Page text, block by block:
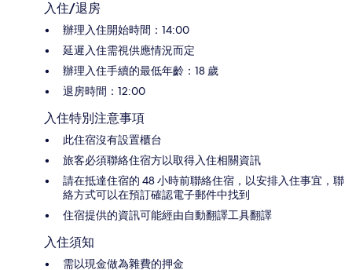
入住/退房
辦理入住開始時間：14:00
延遲入住需視供應情況而定
辦理入住手續的最低年齡：18 歲
退房時間：12:00
入住特別注意事項
此住宿沒有設置櫃台
旅客必須聯絡住宿方以取得入住相關資訊
請在抵達住宿的 48 小時前聯絡住宿，以安排入住事宜，聯
絡方式可以在預訂確認電子郵件中找到
住宿提供的資訊可能經由自動翻譯工具翻譯
入住須知
需以現金做為雜費的押金